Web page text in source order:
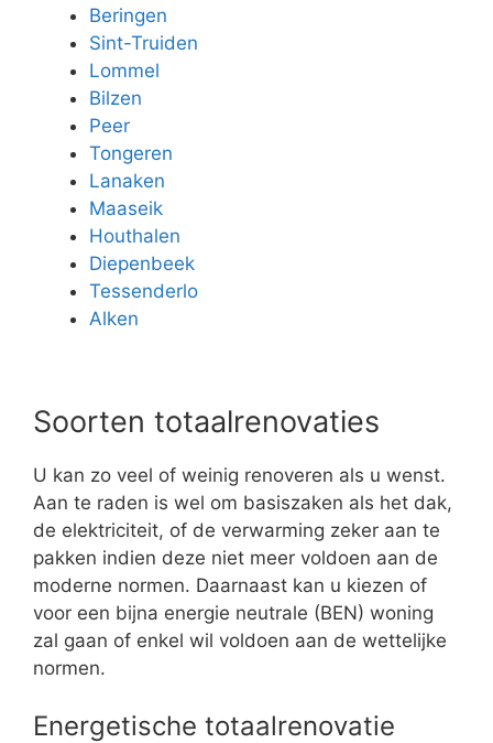
Beringen
Sint-Truiden
Lommel
Bilzen
Peer
Tongeren
Lanaken
Maaseik
Houthalen
Diepenbeek
Tessenderlo
Alken
Soorten totaalrenovaties
U kan zo veel of weinig renoveren als u wenst.
Aan te raden is wel om basiszaken als het dak,
de elektriciteit, of de verwarming zeker aan te
pakken indien deze niet meer voldoen aan de
moderne normen. Daarnaast kan u kiezen of
voor een bijna energie neutrale (BEN) woning
zal gaan of enkel wil voldoen aan de wettelijke
normen.
Energetische totaalrenovatie